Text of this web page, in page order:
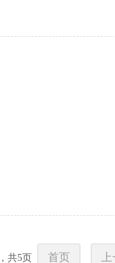
共5页 首页